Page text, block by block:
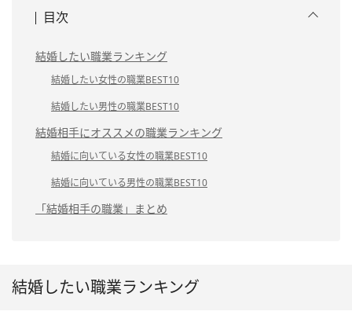
目次
結婚したい職業ランキング
結婚したい女性の職業BEST10
結婚したい男性の職業BEST10
結婚相手にオススメの職業ランキング
結婚に向いている女性の職業BEST10
結婚に向いている男性の職業BEST10
「結婚相手の職業」まとめ
結婚したい職業ランキング